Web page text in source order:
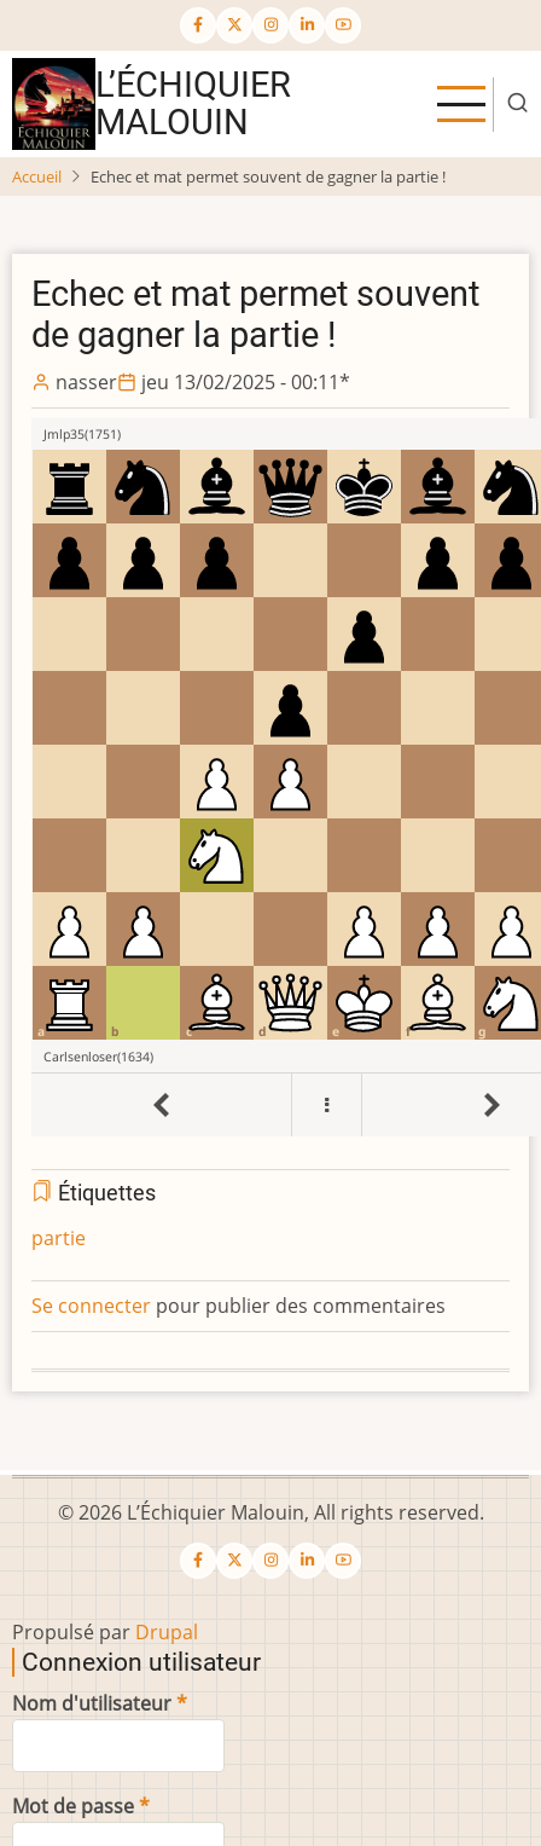
au
contenu
principal
L’ÉCHIQUIER
MALOUIN
Accueil Echec et mat permet souvent de gagner la partie !
Echec et mat permet souvent
de gagner la partie !
nasser jeu 13/02/2025 - 00:11*
Étiquettes
partie
Se connecter pour publier des commentaires
© 2026 L’Échiquier Malouin, All rights reserved.
Propulsé par Drupal
Connexion utilisateur
Nom d'utilisateur
Mot de passe